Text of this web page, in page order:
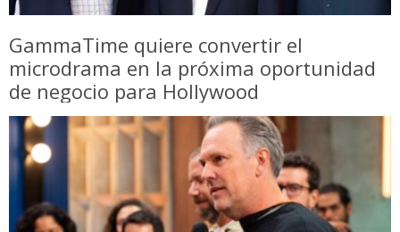
GammaTime quiere convertir el
microdrama en la próxima oportunidad
de negocio para Hollywood